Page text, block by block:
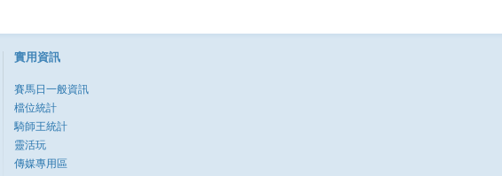
實用資訊
賽馬日一般資訊
檔位統計
騎師王統計
靈活玩
傳媒專用區